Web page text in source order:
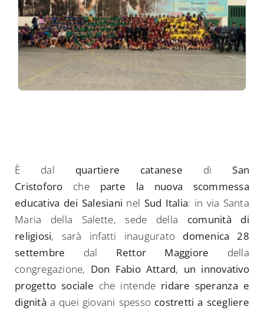
È dal quartiere catanese diSan
Cristoforo che parte la nuova scommessa
educativa dei Salesiani nel Sud Italia: in via Santa
Maria della Salette, sede della comunità di
religiosi, sarà infatti inaugurato domenica 28
settembre dal Rettor Maggiore della
congregazione, Don Fabio Attard, un innovativo
progetto sociale che intende ridare speranza e
dignità a quei giovani spesso costretti a scegliere